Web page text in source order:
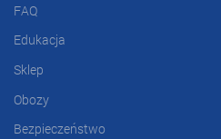
FAQ
Edukacja
Sklep
Obozy
Bezpieczeństwo